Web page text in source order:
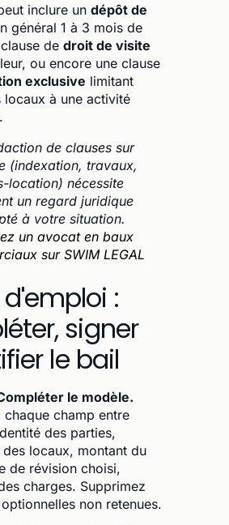
inclure un dépôt de
général 1 à 3 mois de
de droit de visite
ou encore une clause
exclusive limitant
locaux à une activité
de clauses sur
(indexation, travaux,
location) nécessite
un regard juridique
à votre situation.
un avocat en baux
sur SWIM LEGAL
:
signer
le bail
le modèle.
chaque champ entre
des parties,
locaux, montant du
de révision choisi,
charges. Supprimez
non retenues.